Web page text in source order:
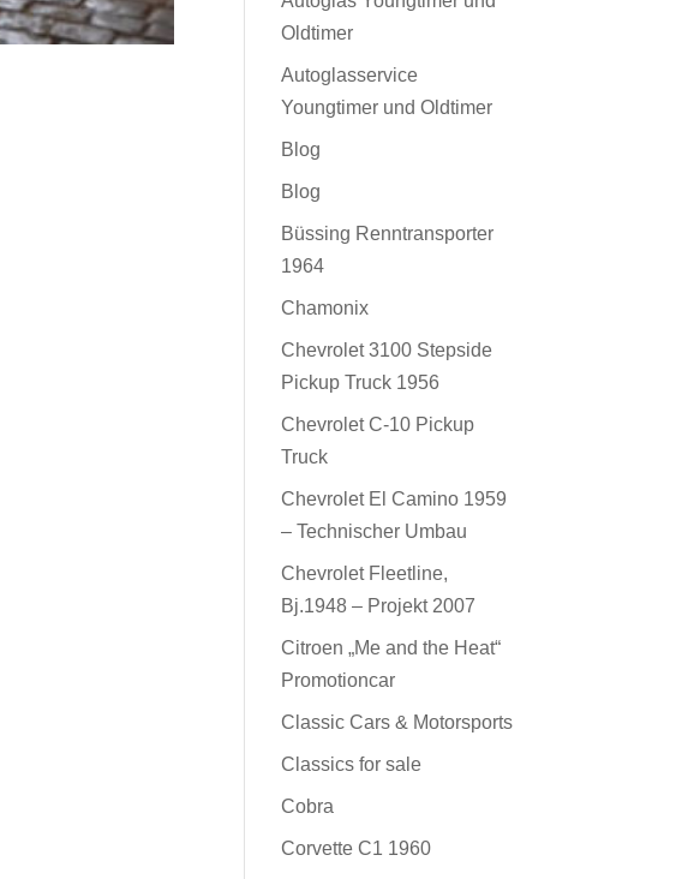
Oldtimer
Autoglasservice
Youngtimer und Oldtimer
Blog
Blog
Büssing Renntransporter
1964
Chamonix
Chevrolet 3100 Stepside
Pickup Truck 1956
Chevrolet C-10 Pickup
Truck
Chevrolet El Camino 1959
– Technischer Umbau
Chevrolet Fleetline,
Bj.1948 – Projekt 2007
Citroen „Me and the Heat“
Promotioncar
Classic Cars & Motorsports
Classics for sale
Cobra
Corvette C1 1960